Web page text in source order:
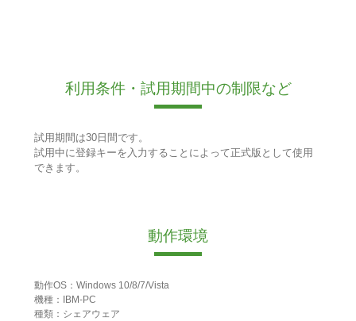
利用条件・試用期間中の制限など
試用期間は30日間です。
試用中に登録キーを入力することによって正式版として使用
できます。
動作環境
動作OS：Windows 10/8/7/Vista
機種：IBM-PC
種類：シェアウェア